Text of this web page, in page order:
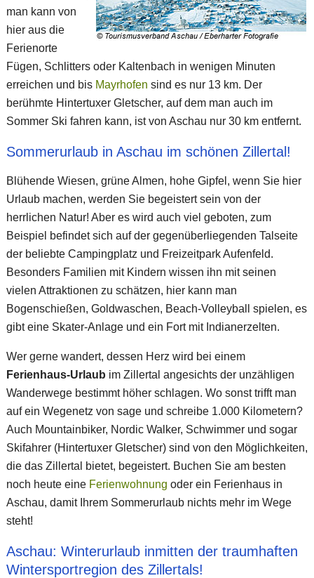
man kann von
hier aus die
Ferienorte
Fügen, Schlitters oder Kaltenbach in wenigen Minuten
erreichen und bis Mayrhofen sind es nur 13 km. Der
berühmte Hintertuxer Gletscher, auf dem man auch im
Sommer Ski fahren kann, ist von Aschau nur 30 km entfernt.
Sommerurlaub in Aschau im schönen Zillertal!
Blühende Wiesen, grüne Almen, hohe Gipfel, wenn Sie hier
Urlaub machen, werden Sie begeistert sein von der
herrlichen Natur! Aber es wird auch viel geboten, zum
Beispiel befindet sich auf der gegenüberliegenden Talseite
der beliebte Campingplatz und Freizeitpark Aufenfeld.
Besonders Familien mit Kindern wissen ihn mit seinen
vielen Attraktionen zu schätzen, hier kann man
Bogenschießen, Goldwaschen, Beach-Volleyball spielen, es
gibt eine Skater-Anlage und ein Fort mit Indianerzelten.
Wer gerne wandert, dessen Herz wird bei einem
Ferienhaus-Urlaub im Zillertal angesichts der unzähligen
Wanderwege bestimmt höher schlagen. Wo sonst trifft man
auf ein Wegenetz von sage und schreibe 1.000 Kilometern?
Auch Mountainbiker, Nordic Walker, Schwimmer und sogar
Skifahrer (Hintertuxer Gletscher) sind von den Möglichkeiten,
die das Zillertal bietet, begeistert. Buchen Sie am besten
noch heute eine Ferienwohnung oder ein Ferienhaus in
Aschau, damit Ihrem Sommerurlaub nichts mehr im Wege
steht!
Aschau: Winterurlaub inmitten der traumhaften
Wintersportregion des Zillertals!